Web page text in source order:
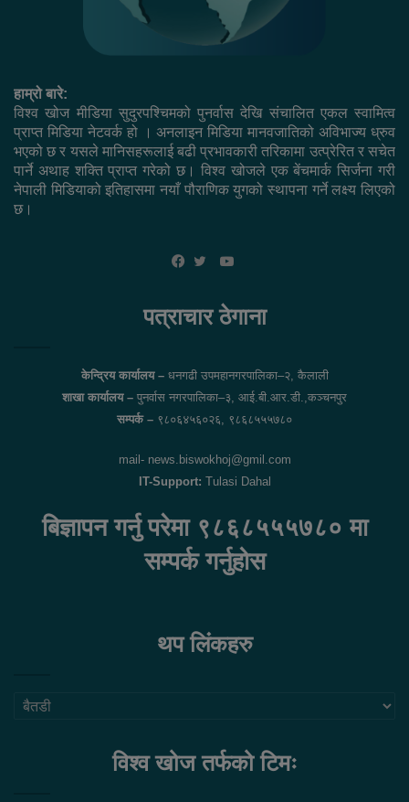
हाम्रो बारे:
विश्व खोज मीडिया सुदुरपश्चिमको पुनर्वास देखि संचालित एकल स्वामित्व
प्राप्त मिडिया नेटवर्क हो । अनलाइन मिडिया मानवजातिको अविभाज्य ध्रुव
भएको छ र यसले मानिसहरूलाई बढी प्रभावकारी तरिकामा उत्प्रेरित र सचेत
पार्ने अथाह शक्ति प्राप्त गरेको छ। विश्व खोजले एक बेंचमार्क सिर्जना गरी
नेपाली मिडियाको इतिहासमा नयाँ पौराणिक युगको स्थापना गर्ने लक्ष्य लिएको
छ।
YouTube
पत्राचार ठेगाना
केन्द्रिय कार्यालय –धनगढी उपमहानगरपालिका–२, कैलाली
शाखा कार्यालय – पुनर्वास नगरपालिका–३, आई.बी.आर.डी.,कञ्चनपुर
सम्पर्क – ९८०६४५६०२६, ९८६८५५५७८०
mail- news.biswokhoj@gmil.com
IT-Support: Tulasi Dahal
बिज्ञापन गर्नु परेमा ९८६८५५५७८० मा
सम्पर्क गर्नुहोस
थप लिंकहरु
थप
विश्व खोज तर्फको टिमः